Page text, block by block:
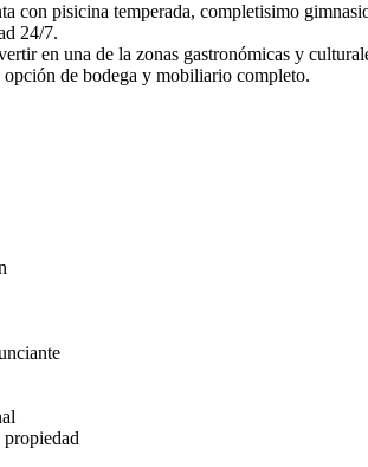
con pisicina temperada, completisimo
24/7.
en una de la zonas gastronómicas y
opción de bodega y mobiliario completo.
propiedad